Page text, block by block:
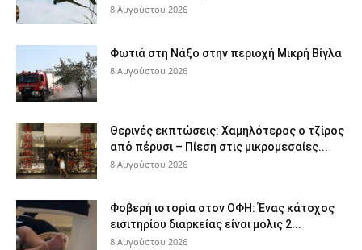
8 Αυγούστου 2026
Φωτιά στη Νάξο στην περιοχή Μικρή Βίγλα
8 Αυγούστου 2026
Θερινές εκπτώσεις: Χαμηλότερος ο τζίρος
από πέρυσι – Πίεση στις μικρομεσαίες...
8 Αυγούστου 2026
Φοβερή ιστορία στον ΟΦΗ: Ένας κάτοχος
εισιτηρίου διαρκείας είναι μόλις 2...
8 Αυγούστου 2026